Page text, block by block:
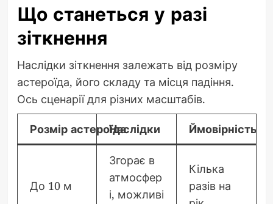
Що станеться у разі
зіткнення
Наслідки зіткнення залежать від розміру
астероїда, його складу та місця падіння.
Ось сценарії для різних масштабів.
Розмір астероїдаНаслідки Ймовірність
До 10 м
Згорає в
атмосфер
і, можливі
Кілька
разів на